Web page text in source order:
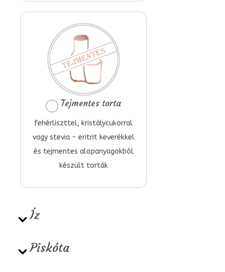
Tejmentes torta
fehérliszttel, kristálycukorral
vagy stevia - eritrit keverékkel
és tejmentes alapanyagokból
készült torták
Íz
Piskóta